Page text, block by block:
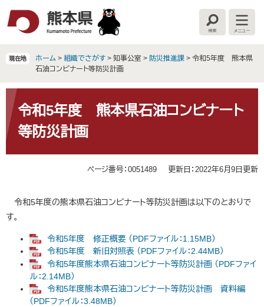
文
へ
検
索
メ
ニ
ー
現在地 ホーム > 組織でさがす > 知事公室 > 防災推進課 > 令和5年度 熊本県
石油コンビナート等防災計画
文 令和5年度 熊本県石油コンビナート
等防災計画
ページ番号：0051489 更新日：2022年6月9日更新
令和5年度の熊本県石油コンビナート等防災計画は以下のとおりで
す。
令和5年度 修正概要 （PDFファイル：1.15MB）
令和5年度 新旧対照表 （PDFファイル：2.44MB）
令和5年度熊本県石油コンビナート等防災計画 （PDFファイ
ル：2.14MB）
令和5年度熊本県石油コンビナート等防災計画 資料編
（PDFファイル：3.48MB）